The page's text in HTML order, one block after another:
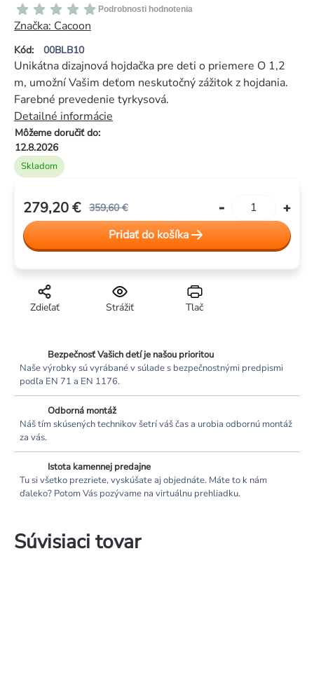
Kód: 00BLB10
Priemerné
hodnotenie
produktu
je
z
5
hviezdičiek.
Podrobnosti hodnotenia
Značka: Cacoon
Skladom
Môžeme doručiť do:
12.8.2026
Unikátna dizajnová hojdačka pre deti o priemere O 1,2
m, umožní Vašim deťom neskutočný zážitok z hojdania.
Farebné prevedenie tyrkysová.
Detailné informácie
Tlač
Strážiť
Zdieľať
359,60 €
279,20 €
Jednotková
cena:
Pridať do košíka
Bezpečnosť Vašich detí je našou prioritou
Naše výrobky sú vyrábané v súlade s bezpečnostnými predpismi
podľa EN 71 a EN 1176.
Odborná montáž
Náš tím skúsených technikov šetrí váš čas a urobia odbornú montáž
za vás.
Istota kamennej predajne
Tu si všetko prezriete, vyskúšate aj objednáte. Máte to k nám
ďaleko? Potom Vás pozývame na virtuálnu prehliadku.
Súvisiaci tovar